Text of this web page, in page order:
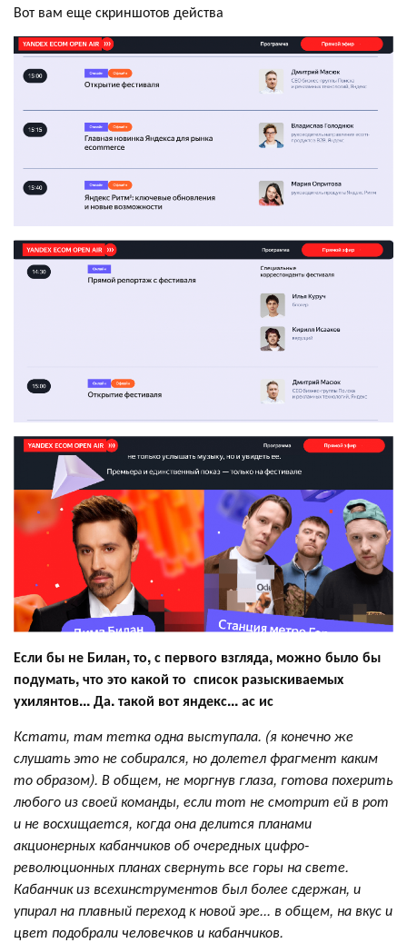
Вот вам еще скриншотов действа
Если бы не Билан, то, с первого взгляда, можно было бы
подумать, что это какой то список разыскиваемых
ухилянтов... Да. такой вот яндекс... ас ис
Кстати, там тетка одна выступала. (я конечно же
слушать это не собирался, но долетел фрагмент каким
то образом). В общем, не моргнув глаза, готова похерить
любого из своей команды, если тот не смотрит ей в рот
и не восхищается, когда она делится планами
акционерных кабанчиков об очередных цифро-
революционных планах свернуть все горы на свете.
Кабанчик из всехинструментов был более сдержан, и
упирал на плавный переход к новой эре... в общем, на вкус и
цвет подобрали человечков и кабанчиков.